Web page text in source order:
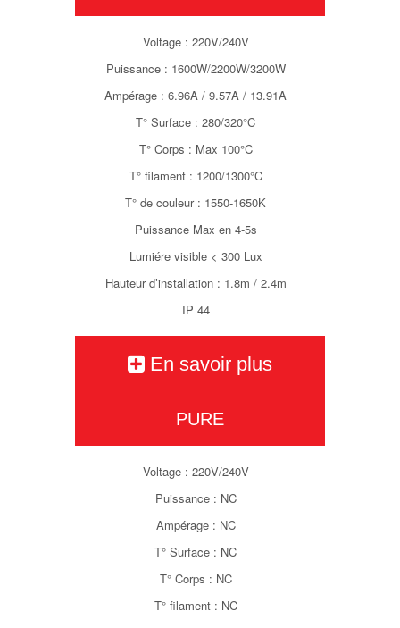
Voltage : 220V/240V
Puissance : 1600W/2200W/3200W
Ampérage : 6.96A / 9.57A / 13.91A
T° Surface : 280/320°C
T° Corps : Max 100°C
T° filament : 1200/1300°C
T° de couleur : 1550-1650K
Puissance Max en 4-5s
Lumiére visible < 300 Lux
Hauteur d’installation : 1.8m / 2.4m
IP 44
En savoir plus
PURE
Voltage : 220V/240V
Puissance : NC
Ampérage : NC
T° Surface : NC
T° Corps : NC
T° filament : NC